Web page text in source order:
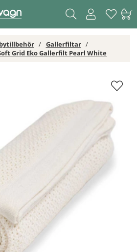
Gallerfiltar
Grid Eko Gallerfilt Pearl White